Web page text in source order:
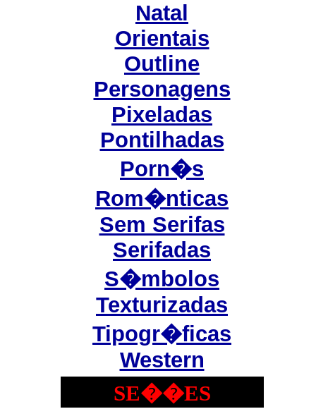
Natal
Orientais
Outline
Personagens
Pixeladas
Pontilhadas
Porn�s
Rom�nticas
Sem Serifas
Serifadas
S�mbolos
Texturizadas
Tipogr�ficas
Western
SE��ES